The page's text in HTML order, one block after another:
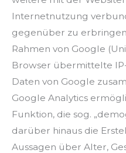
Internetnutzung
gegenüber zu
Rahmen von Google
Browser übermittelte
Daten von Google
Google Analytics
Funktion, die sog.
darüber hinaus die
Aussagen über Alter,